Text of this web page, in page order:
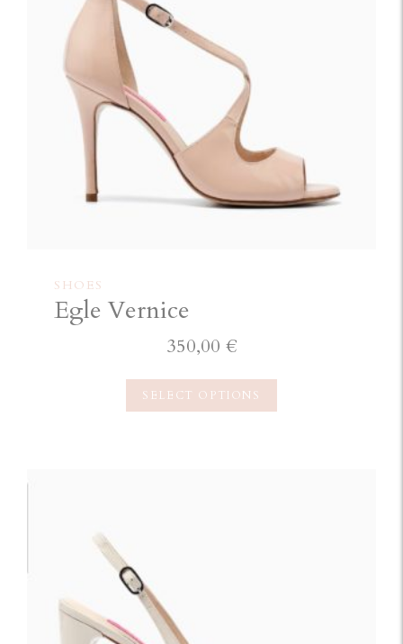
SHOES
Egle Vernice
350,00 €
SELECT OPTIONS